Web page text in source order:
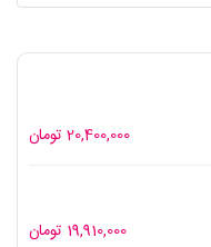
20,400,000 تومان
19,910,000 تومان